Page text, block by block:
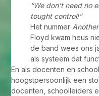
“We don’t need no
tought control!”
Het nummer
Floyd kwam heus
de band wees ons
als systeem dat
En als docenten en
hoogstpersoonlijk een
docenten, schoolleiders